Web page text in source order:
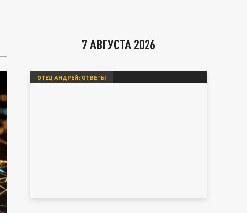
разведку для Украины. ВС
7 АВГУСТА 2026
ОТЕЦ АНДРЕЙ: ОТВЕТЫ